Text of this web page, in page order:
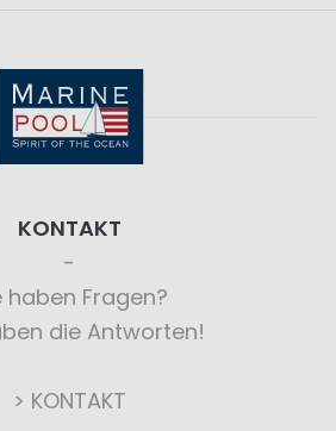
KONTAKT
haben Fragen?
die Antworten!
> KONTAKT